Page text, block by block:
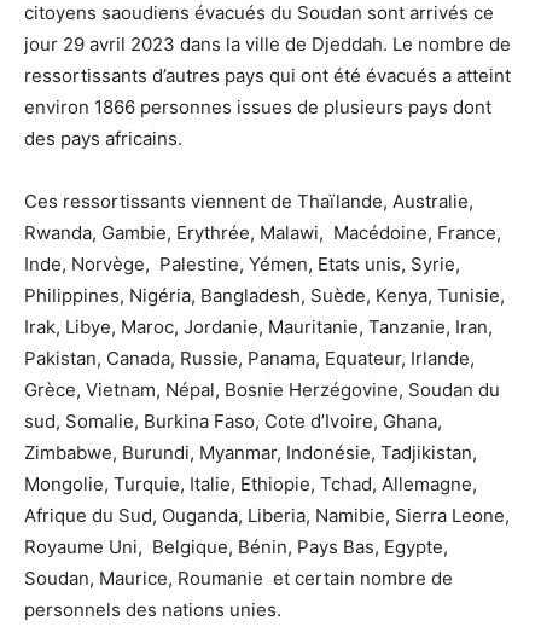
citoyens saoudiens évacués du Soudan sont arrivés ce
jour 29 avril 2023 dans la ville de Djeddah. Le nombre de
ressortissants d’autres pays qui ont été évacués a atteint
environ 1866 personnes issues de plusieurs pays dont
des pays africains.
Ces ressortissants viennent de Thaïlande, Australie,
Rwanda, Gambie, Erythrée, Malawi, Macédoine, France,
Inde, Norvège, Palestine, Yémen, Etats unis, Syrie,
Philippines, Nigéria, Bangladesh, Suède, Kenya, Tunisie,
Irak, Libye, Maroc, Jordanie, Mauritanie, Tanzanie, Iran,
Pakistan, Canada, Russie, Panama, Equateur, Irlande,
Grèce, Vietnam, Népal, Bosnie Herzégovine, Soudan du
sud, Somalie, Burkina Faso, Cote d’Ivoire, Ghana,
Zimbabwe, Burundi, Myanmar, Indonésie, Tadjikistan,
Mongolie, Turquie, Italie, Ethiopie, Tchad, Allemagne,
Afrique du Sud, Ouganda, Liberia, Namibie, Sierra Leone,
Royaume Uni, Belgique, Bénin, Pays Bas, Egypte,
Soudan, Maurice, Roumanie et certain nombre de
personnels des nations unies.